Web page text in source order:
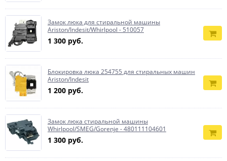
Замок люка для стиральной машины
Ariston/Indesit/Whirlpool - 510057
1 300 руб.
Блокировка люка 254755 для стиральных машин
Ariston/Indesit
1 200 руб.
Замок люка стиральной машины
Whirlpool/SMEG/Gorenje - 480111104601
1 300 руб.